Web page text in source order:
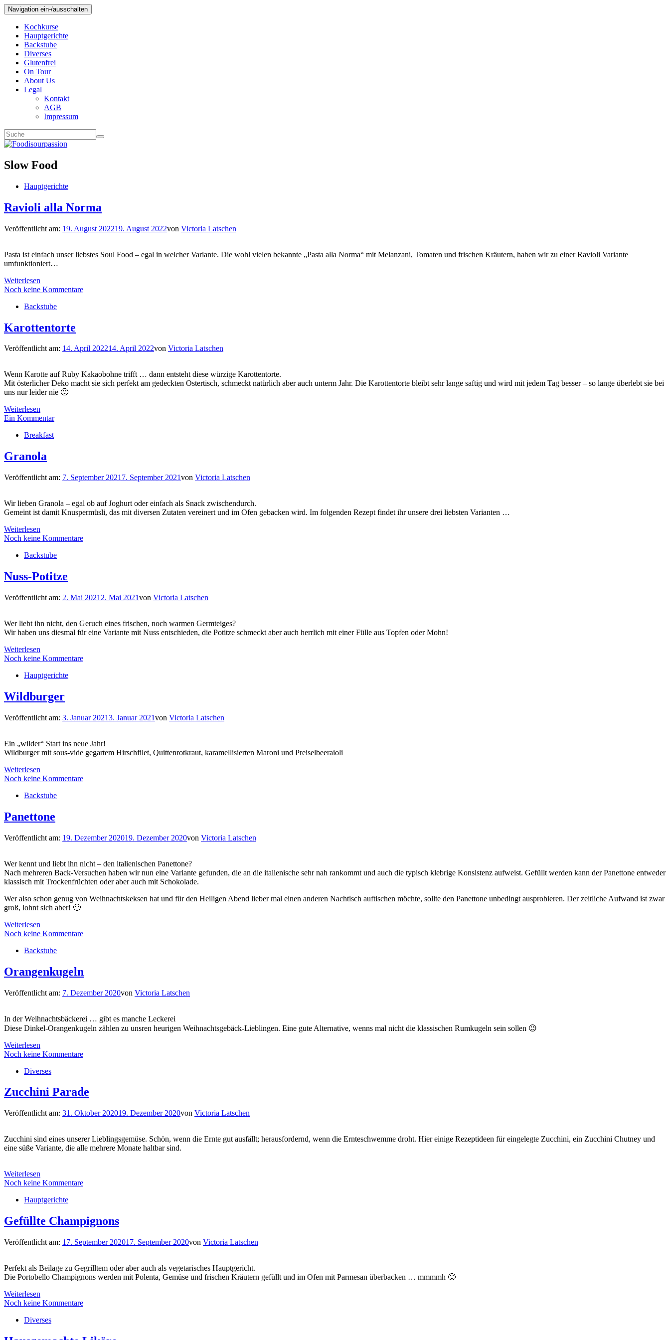
Navigation ein-/ausschalten
Kochkurse
Hauptgerichte
Backstube
Diverses
Glutenfrei
On Tour
About Us
Legal
Kontakt
AGB
Impressum
Slow Food
Hauptgerichte
Ravioli alla Norma
Veröffentlicht am: 19. August 202219. August 2022von Victoria Latschen
Pasta ist einfach unser liebstes Soul Food – egal in welcher Variante. Die wohl vielen bekannte „Pasta alla Norma“ mit Melanzani, Tomaten und frischen Kräutern, haben wir zu einer Ravioli Variante
umfunktioniert…
Weiterlesen
Noch keine Kommentare
Backstube
Karottentorte
Veröffentlicht am: 14. April 202214. April 2022von Victoria Latschen
Wenn Karotte auf Ruby Kakaobohne trifft … dann entsteht diese würzige Karottentorte.
Mit österlicher Deko macht sie sich perfekt am gedeckten Ostertisch, schmeckt natürlich aber auch unterm Jahr. Die Karottentorte bleibt sehr lange saftig und wird mit jedem Tag besser – so lange überlebt sie bei
uns nur leider nie 🙂
Weiterlesen
Ein Kommentar
Breakfast
Granola
Veröffentlicht am: 7. September 2021 7. September 2021von Victoria Latschen
Wir lieben Granola – egal ob auf Joghurt oder einfach als Snack zwischendurch.
Gemeint ist damit Knuspermüsli, das mit diversen Zutaten vereinert und im Ofen gebacken wird. Im folgenden Rezept findet ihr unsere drei liebsten Varianten …
Weiterlesen
Noch keine Kommentare
Backstube
Nuss-Potitze
Veröffentlicht am: 2. Mai 2021 2. Mai 2021von Victoria Latschen
Wer liebt ihn nicht, den Geruch eines frischen, noch warmen Germteiges?
Wir haben uns diesmal für eine Variante mit Nuss entschieden, die Potitze schmeckt aber auch herrlich mit einer Fülle aus Topfen oder Mohn!
Weiterlesen
Noch keine Kommentare
Hauptgerichte
Wildburger
Veröffentlicht am: 3. Januar 20213. Januar 2021von Victoria Latschen
Ein „wilder“ Start ins neue Jahr!
Wildburger mit sous-vide gegartem Hirschfilet, Quittenrotkraut, karamellisierten Maroni und Preiselbeeraioli
Weiterlesen
Noch keine Kommentare
Backstube
Panettone
Veröffentlicht am: 19. Dezember 202019. Dezember 2020von Victoria Latschen
Wer kennt und liebt ihn nicht – den italienischen Panettone?
Nach mehreren Back-Versuchen haben wir nun eine Variante gefunden, die an die italienische sehr nah rankommt und auch die typisch klebrige Konsistenz aufweist. Gefüllt werden kann der Panettone entweder
klassisch mit Trockenfrüchten oder aber auch mit Schokolade.
Wer also schon genug von Weihnachtskeksen hat und für den Heiligen Abend lieber mal einen anderen Nachtisch auftischen möchte, sollte den Panettone unbedingt ausprobieren. Der zeitliche Aufwand ist zwar
groß, lohnt sich aber! 🙂
Weiterlesen
Noch keine Kommentare
Backstube
Orangenkugeln
Veröffentlicht am: 7. Dezember 2020von Victoria Latschen
In der Weihnachtsbäckerei … gibt es manche Leckerei
Diese Dinkel-Orangenkugeln zählen zu unsren heurigen Weihnachtsgebäck-Lieblingen. Eine gute Alternative, wenns mal nicht die klassischen Rumkugeln sein sollen 😉
Weiterlesen
Noch keine Kommentare
Diverses
Zucchini Parade
Veröffentlicht am: 31. Oktober 202019. Dezember 2020von Victoria Latschen
Zucchini sind eines unserer Lieblingsgemüse. Schön, wenn die Ernte gut ausfällt; herausfordernd, wenn die Ernteschwemme droht. Hier einige Rezeptideen für eingelegte Zucchini, ein Zucchini Chutney und
eine süße Variante, die alle mehrere Monate haltbar sind.
Weiterlesen
Noch keine Kommentare
Hauptgerichte
Gefüllte Champignons
Veröffentlicht am: 17. September 202017. September 2020von Victoria Latschen
Perfekt als Beilage zu Gegrilltem oder aber auch als vegetarisches Hauptgericht.
Die Portobello Champignons werden mit Polenta, Gemüse und frischen Kräutern gefüllt und im Ofen mit Parmesan überbacken … mmmmh 🙂
Weiterlesen
Noch keine Kommentare
Diverses